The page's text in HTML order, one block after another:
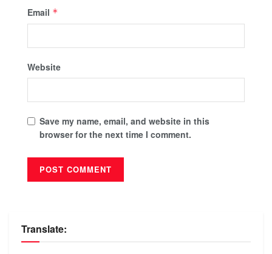
Email *
Website
Save my name, email, and website in this
browser for the next time I comment.
Translate: